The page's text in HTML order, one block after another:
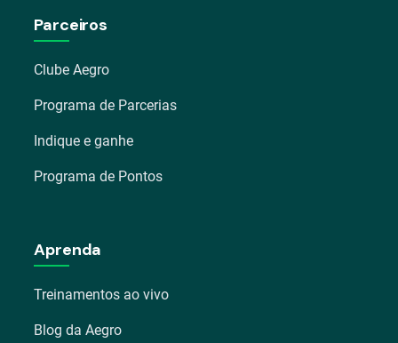
Parceiros
Clube Aegro
Programa de Parcerias
Indique e ganhe
Programa de Pontos
Aprenda
Treinamentos ao vivo
Blog da Aegro